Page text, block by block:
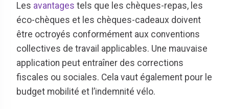
Les avantages tels que les chèques-repas, les
éco-chèques et les chèques-cadeaux doivent
être octroyés conformément aux conventions
collectives de travail applicables. Une mauvaise
application peut entraîner des corrections
fiscales ou sociales. Cela vaut également pour le
budget mobilité et l’indemnité vélo.